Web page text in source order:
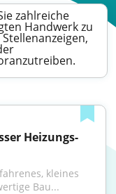
zahlreiche
Handwerk zu
Heizungs-
kleines
Bau...